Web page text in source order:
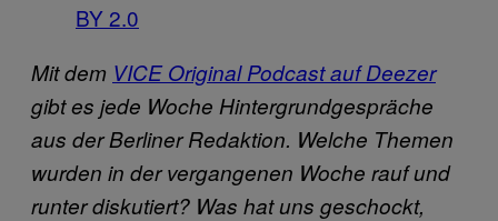
BY 2.0
Mit dem VICE Original Podcast auf Deezer
gibt es jede Woche Hintergrundgespräche
aus der Berliner Redaktion. Welche Themen
wurden in der vergangenen Woche rauf und
runter diskutiert? Was hat uns geschockt,